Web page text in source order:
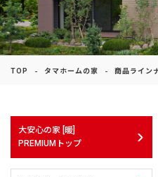
戸建分譲住宅
不動産事業
建築実例
TOP タマホームの家 商品ライン
大安心の家 [暖]
PREMIUMトップ